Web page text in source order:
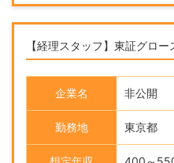
【経理スタッフ】東証グロ
企業名 非公開
勤務地 東京都